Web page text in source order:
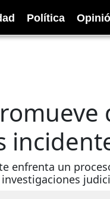
Política
enfrenta un